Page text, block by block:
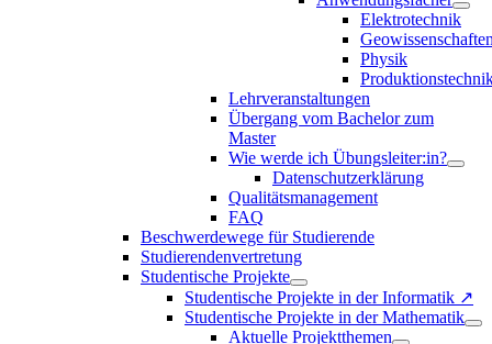
Elektrotechnik
Physik
Lehrveranstaltungen
Übergang vom Bachelor zum
Master
Wie werde ich Übungsleiter:in?
Datenschutzerklärung
Qualitätsmanagement
FAQ
Beschwerdewege für Studierende
Studierendenvertretung
Studentische Projekte
Studentische Projekte in der Informatik ↗
Studentische Projekte in der Mathematik
Aktuelle Projektthemen